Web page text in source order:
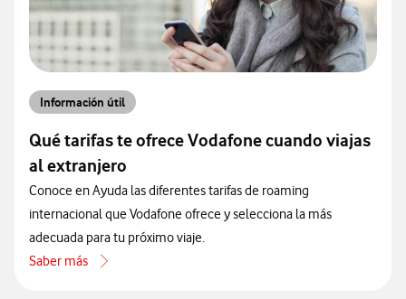
Información útil
Qué tarifas te ofrece Vodafone cuando viajas
al extranjero
Conoce en Ayuda las diferentes tarifas de roaming
internacional que Vodafone ofrece y selecciona la más
adecuada para tu próximo viaje.
Saber más
acerca de Qué tarifas te ofrece Vodafone cuando viajas al extranjero